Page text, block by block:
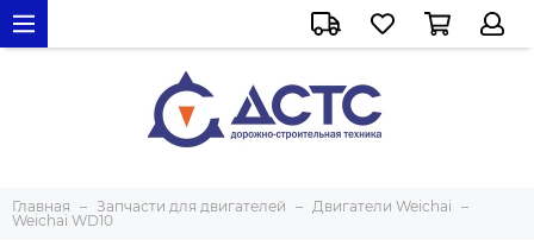
Главная Запчасти для двигателей
Двигатели Weichai
Weichai WD10